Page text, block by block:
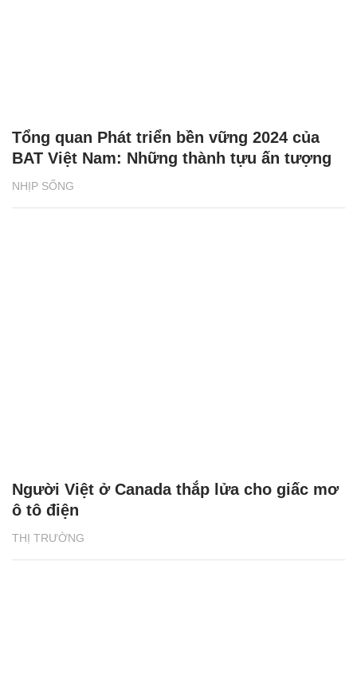
NHỊP SỐNG
Tổng quan Phát triển bền vững 2024 của
BAT Việt Nam: Những thành tựu ấn tượng
THỊ TRƯỜNG
Người Việt ở Canada thắp lửa cho giấc mơ
ô tô điện